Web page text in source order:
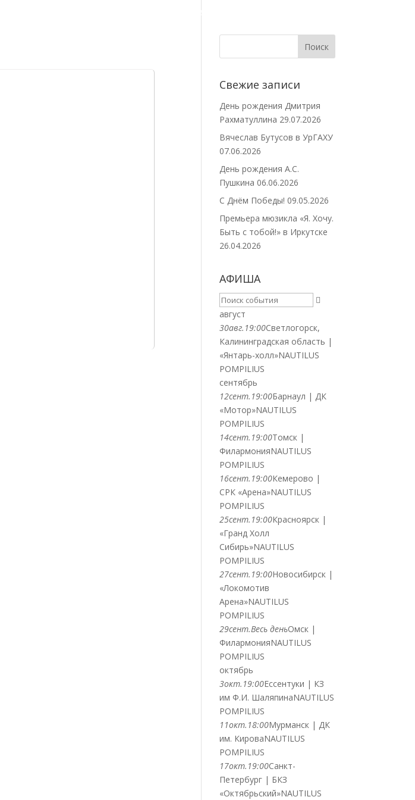
Свежие записи
День рождения Дмитрия
Рахматуллина 29.07.2026
Вячеслав Бутусов в УрГАХУ
07.06.2026
День рождения А.С.
Пушкина 06.06.2026
С Днём Победы! 09.05.2026
Премьера мюзикла «Я. Хочу.
Быть с тобой!» в Иркутске
26.04.2026
АФИША
август
30авг. 19:00Светлогорск,
Калининградская область |
«Янтарь-холл»NAUTILUS
POMPILIUS
сентябрь
12сент. 19:00Барнаул | ДК
«Мотор»NAUTILUS
POMPILIUS
14сент. 19:00Томск |
ФилармонияNAUTILUS
POMPILIUS
16сент. 19:00Кемерово |
СРК «Арена»NAUTILUS
POMPILIUS
25сент. 19:00Красноярск |
«Гранд Холл
Сибирь»NAUTILUS
POMPILIUS
27сент. 19:00Новосибирск |
«Локомотив
Арена»NAUTILUS
POMPILIUS
29сент.Весь деньОмск |
ФилармонияNAUTILUS
POMPILIUS
октябрь
3окт. 19:00Ессентуки | КЗ
им Ф.И. ШаляпинаNAUTILUS
POMPILIUS
11окт. 18:00Мурманск | ДК
им. КироваNAUTILUS
POMPILIUS
17окт. 19:00Санкт-
Петербург | БКЗ
«Октябрьский»NAUTILUS